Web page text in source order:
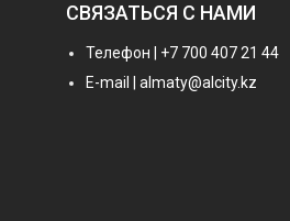
СВЯЗАТЬСЯ С НАМИ
Телефон | +7 700 407 21 44
E-mail | almaty@alcity.kz